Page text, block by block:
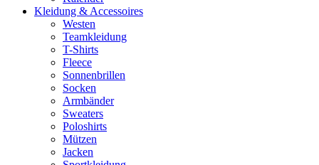
Kleidung & Accessoires
Westen
Teamkleidung
T-Shirts
Fleece
Sonnenbrillen
Socken
Armbänder
Sweaters
Poloshirts
Mützen
Jacken